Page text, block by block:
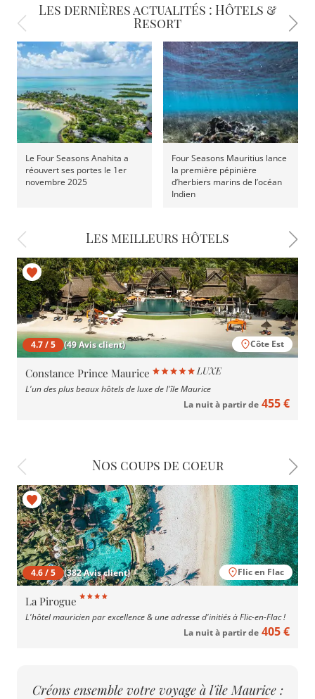
Les dernières actualités : Hôtels &
Resort
Le Four Seasons Anahita a
réouvert ses portes le 1er
novembre 2025
Four Seasons Mauritius lance
la première pépinière
d’herbiers marins de l’océan
Indien
Les meilleurs hôtels
4.7 / 5 (49 Avis client) Côte Est
Constance Prince Maurice
L'un des plus beaux hôtels de luxe de l'île Maurice
La nuit à partir de 455 €
Nos coups de coeur
4.6 / 5 (382 Avis client) Flic en Flac
La Pirogue
L'hôtel mauricien par excellence & une adresse d'initiés à Flic-en-Flac !
La nuit à partir de 405 €
Créons ensemble votre voyage à l'île Maurice :